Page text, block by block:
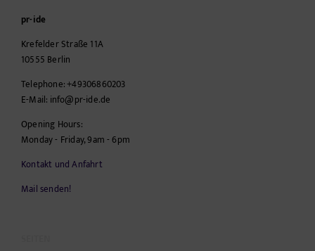
pr-ide
Krefelder Straße 11A
10555 Berlin
Telephone:+49306860203
E-Mail: info@pr-ide.de
Opening Hours:
Monday - Friday, 9am - 6pm
Kontakt und Anfahrt
Mail senden!